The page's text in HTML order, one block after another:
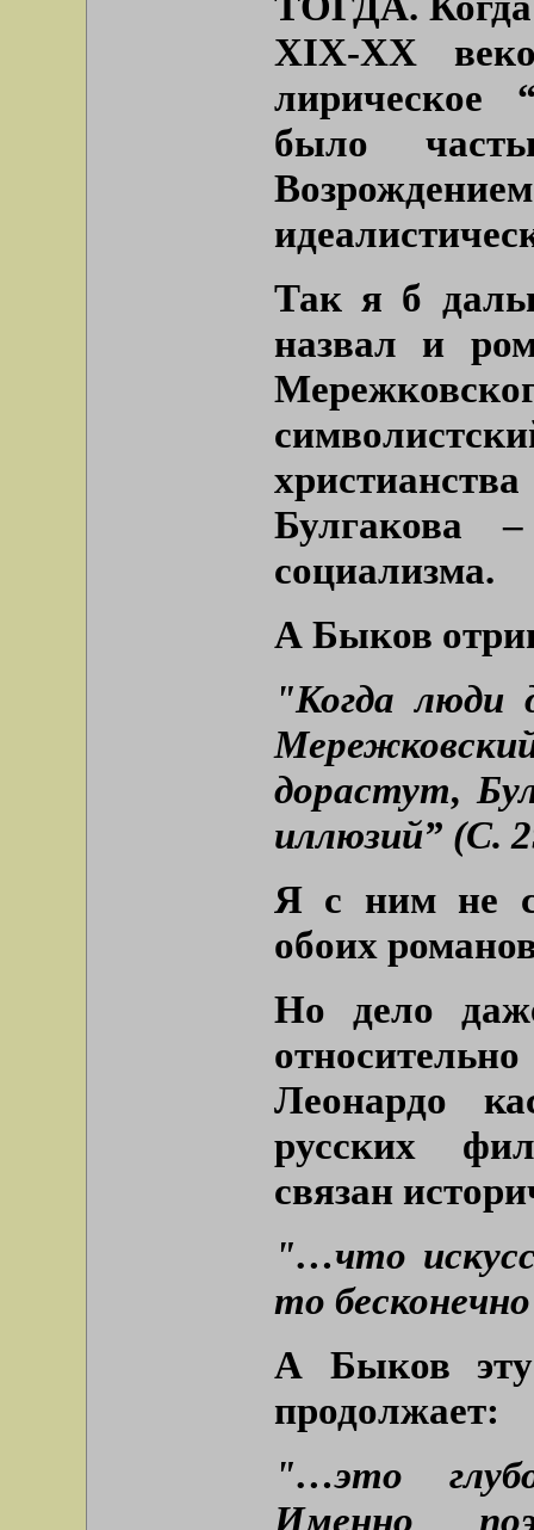
XIX-XX
лирическое
было
Так я б
назвал и
Булгакова
социализма.
А Быков
"Когда люди
дорастут,
иллюзий” (С.
Я с ним не
обоих
Но дело
Леонардо
русских
связан
"…что
то
А Быков
продолжает:
"…это
Именно